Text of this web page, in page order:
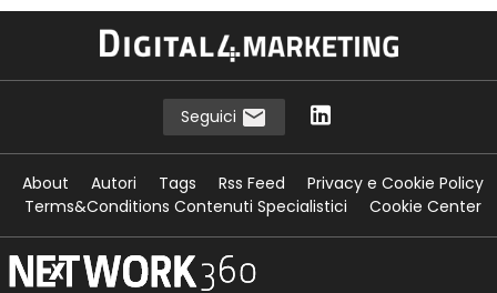
Seguici
About Autori Tags Rss Feed
Privacy e Cookie Policy
Terms&Conditions Contenuti Specialistici
Cookie Center